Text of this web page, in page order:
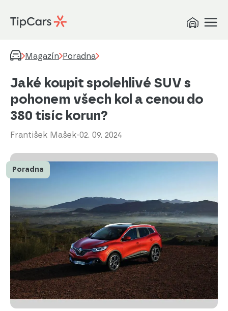
Magazín Poradna
Jaké koupit spolehlivé SUV s
pohonem všech kol a cenou do
380 tisíc korun?
František Mašek-02. 09. 2024
Poradna